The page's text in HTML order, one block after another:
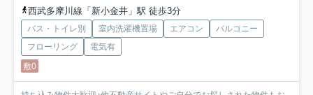
西武多摩川線「新小金井」駅 徒歩3分
バス・トイレ別 室内洗濯機置場 エアコン
バルコニー
フローリング
電気有
敷0